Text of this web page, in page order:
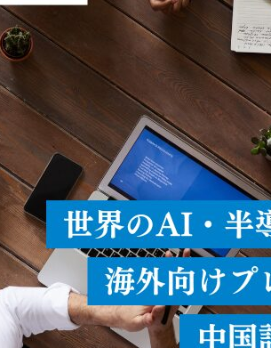
2種類のFOVオプシ
ーマルモード、長
替えて使用するこ
、単一のデバイス
。遠距離まで届く
ャ […]